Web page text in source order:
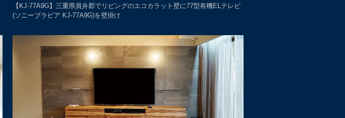
【KJ-77A9G】三重県員弁郡でリビングのエコカラット壁に77型有機ELテレビ
(ソニーブラビア KJ-77A9G)を壁掛け